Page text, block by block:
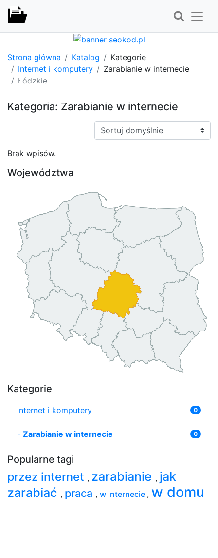
Strona główna Katalog
Kategorie
Internet i komputery
Zarabianie w internecie
Łódzkie
Kategoria: Zarabianie w internecie
Sortuj:
Brak wpisów.
Województwa
Kategorie
Internet i komputery 0
- Zarabianie w internecie 0
Popularne tagi
przez internet , zarabianie , jak
zarabiać , praca , w internecie , w domu